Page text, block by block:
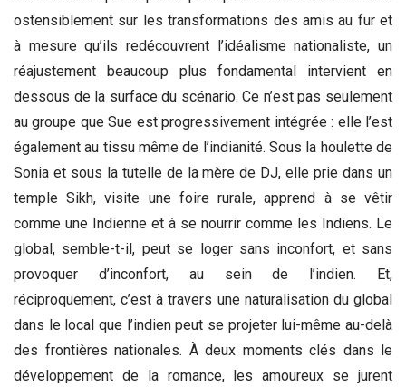
ostensiblement sur les transformations des amis au fur et
à mesure qu’ils redécouvrent l’idéalisme nationaliste, un
réajustement beaucoup plus fondamental intervient en
dessous de la surface du scénario. Ce n’est pas seulement
au groupe que Sue est progressivement intégrée : elle l’est
également au tissu même de l’indianité. Sous la houlette de
Sonia et sous la tutelle de la mère de DJ, elle prie dans un
temple Sikh, visite une foire rurale, apprend à se vêtir
comme une Indienne et à se nourrir comme les Indiens. Le
global, semble-t-il, peut se loger sans inconfort, et sans
provoquer d’inconfort, au sein de l’indien. Et,
réciproquement, c’est à travers une naturalisation du global
dans le local que l’indien peut se projeter lui-même au-delà
des frontières nationales. À deux moments clés dans le
développement de la romance, les amoureux se jurent